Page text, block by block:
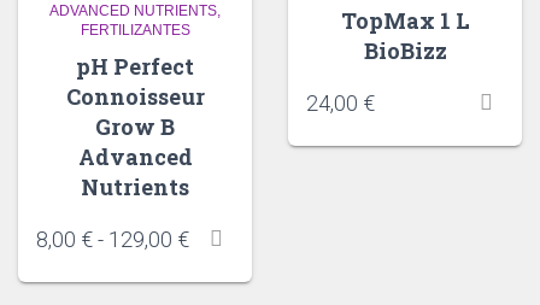
ADVANCED NUTRIENTS
FERTILIZANTES
pH Perfect
Connoisseur
Grow B
Advanced
Nutrients
8,00 €- 129,00 €
TopMax 1 L
BioBizz
24,00 €